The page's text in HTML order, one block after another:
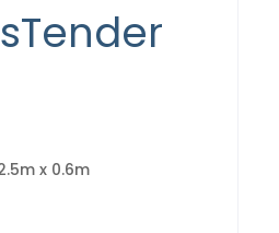
x 0.6m